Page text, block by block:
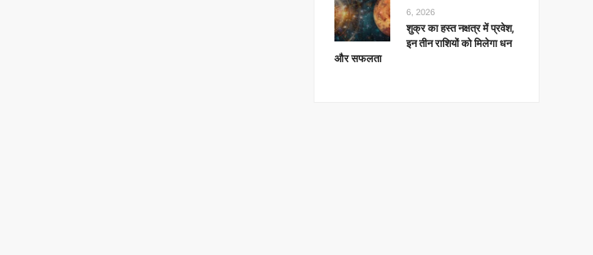
6, 2026
शुक्र का हस्त नक्षत्र में प्रवेश,
इन तीन राशियों को मिलेगा धन
और सफलता